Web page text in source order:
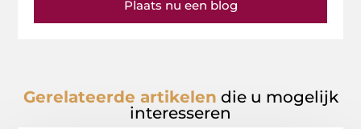
Plaats nu een blog
Gerelateerde artikelen die u mogelijk
interesseren